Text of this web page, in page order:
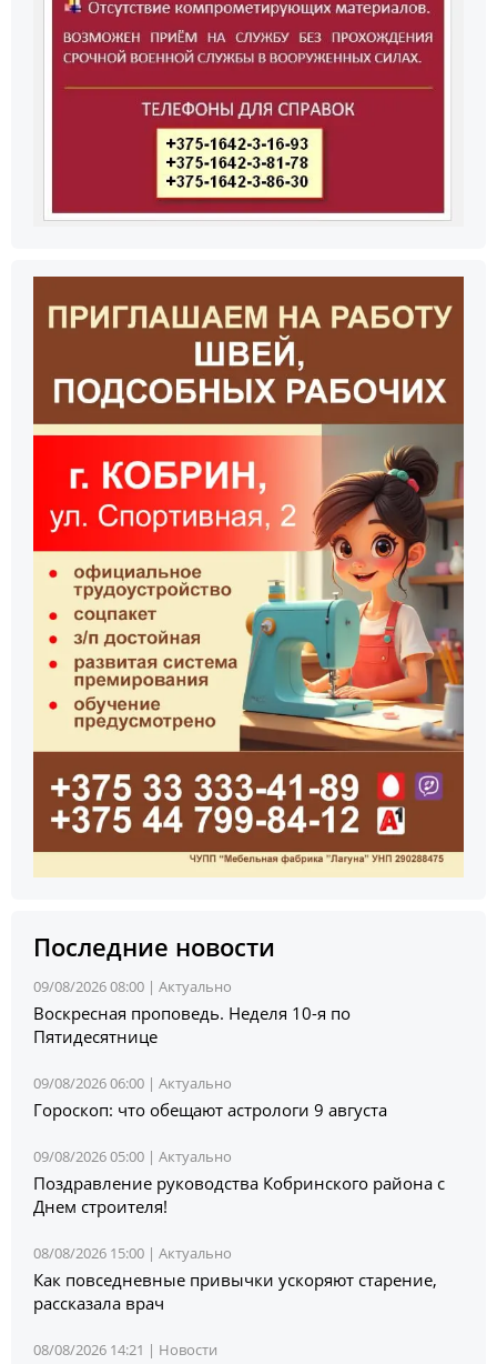
Последние новости
09/08/2026 08:00 | Актуально
Воскресная проповедь. Неделя 10-я по
Пятидесятнице
09/08/2026 06:00 | Актуально
Гороскоп: что обещают астрологи 9 августа
09/08/2026 05:00 | Актуально
Поздравление руководства Кобринского района с
Днем строителя!
08/08/2026 15:00 | Актуально
Как повседневные привычки ускоряют старение,
рассказала врач
08/08/2026 14:21 | Новости